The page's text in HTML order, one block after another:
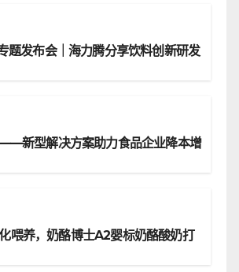
题发布会｜海力腾分享饮料创新研发
新型解决方案助力食品企业降本增
喂养，奶酪博士A2婴标奶酪酸奶打